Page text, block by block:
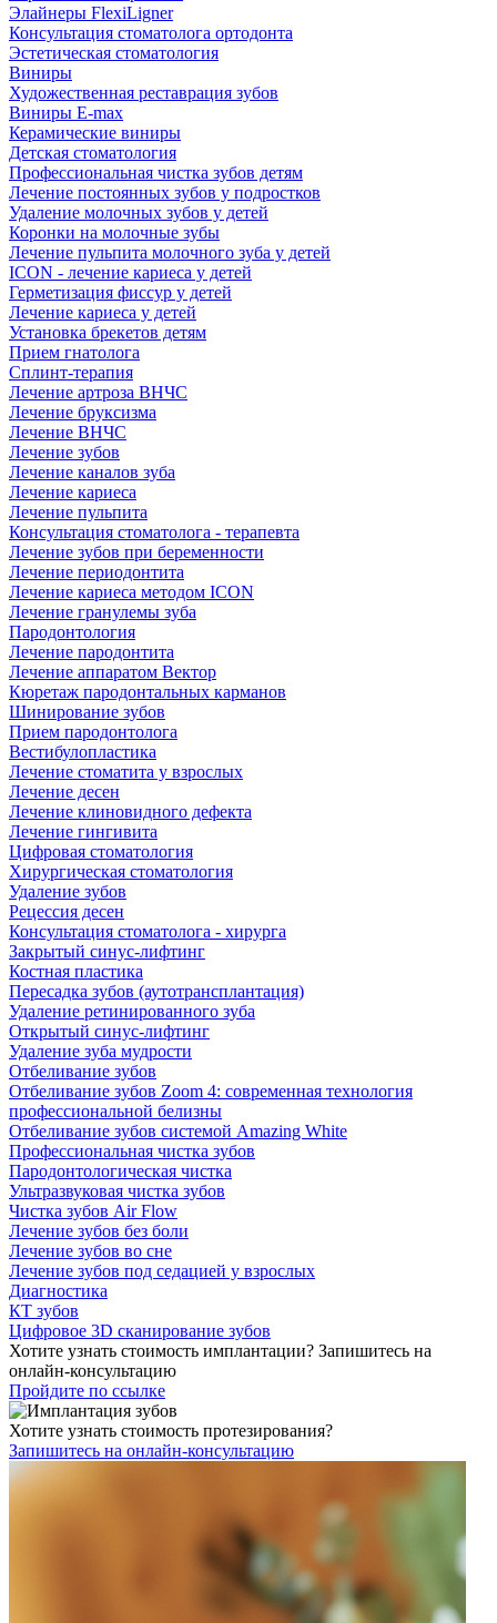
Элайнеры FlexiLigner
Консультация стоматолога ортодонта
Эстетическая стоматология
Виниры
Художественная реставрация зубов
Виниры E-max
Керамические виниры
Детская стоматология
Профессиональная чистка зубов детям
Лечение постоянных зубов у подростков
Удаление молочных зубов у детей
Коронки на молочные зубы
Лечение пульпита молочного зуба у детей
ICON - лечение кариеса у детей
Герметизация фиссур у детей
Лечение кариеса у детей
Установка брекетов детям
Прием гнатолога
Сплинт-терапия
Лечение артроза ВНЧС
Лечение бруксизма
Лечение ВНЧС
Лечение зубов
Лечение каналов зуба
Лечение кариеса
Лечение пульпита
Консультация стоматолога - терапевта
Лечение зубов при беременности
Лечение периодонтита
Лечение кариеса методом ICON
Лечение гранулемы зуба
Пародонтология
Лечение пародонтита
Лечение аппаратом Вектор
Кюретаж пародонтальных карманов
Шинирование зубов
Прием пародонтолога
Вестибулопластика
Лечение стоматита у взрослых
Лечение десен
Лечение клиновидного дефекта
Лечение гингивита
Цифровая стоматология
Хирургическая стоматология
Удаление зубов
Рецессия десен
Консультация стоматолога - хирурга
Закрытый синус-лифтинг
Костная пластика
Пересадка зубов (аутотрансплантация)
Удаление ретинированного зуба
Открытый синус-лифтинг
Удаление зуба мудрости
Отбеливание зубов
Отбеливание зубов Zoom 4: современная технология
профессиональной белизны
Отбеливание зубов системой Amazing White
Профессиональная чистка зубов
Пародонтологическая чистка
Ультразвуковая чистка зубов
Чистка зубов Air Flow
Лечение зубов без боли
Лечение зубов во сне
Лечение зубов под седацией у взрослых
Диагностика
КТ зубов
Цифровое 3D сканирование зубов
Хотите узнать стоимость имплантации? Запишитесь на
онлайн-консультацию
Пройдите по ссылке
Хотите узнать стоимость протезирования?
Запишитесь на онлайн-консультацию